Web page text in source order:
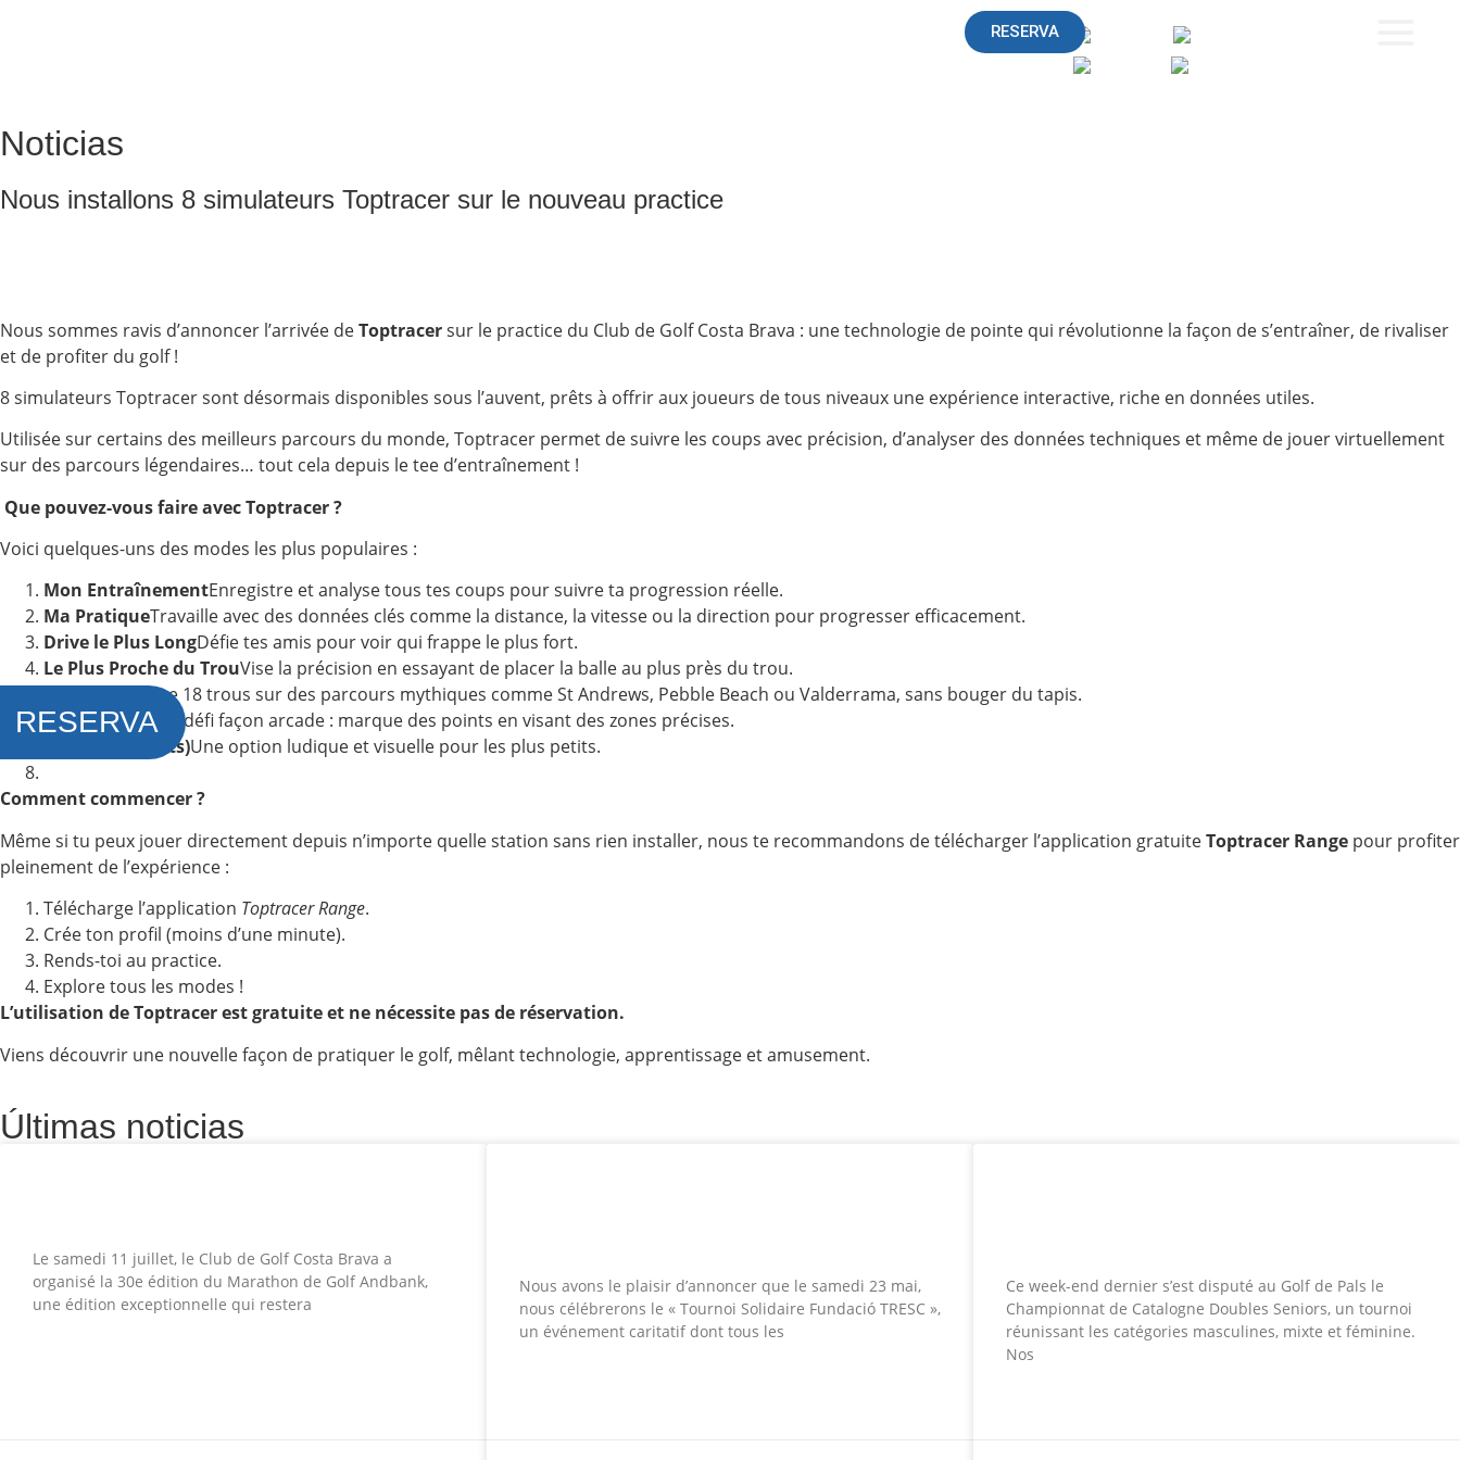
RESERVA
RESERVA
Noticias
Nous installons 8 simulateurs Toptracer sur le nouveau practice
Nous sommes ravis d’annoncer l’arrivée deToptracersur le practice du Club de Golf Costa Brava : une technologie de pointe qui révolutionne la façon de s’entraîner, de rivaliser
et de profiter du golf !
8 simulateurs Toptracer sont désormais disponibles sous l’auvent, prêts à offrir aux joueurs de tous niveaux une expérience interactive, riche en données utiles.
Utilisée sur certains des meilleurs parcours du monde, Toptracer permet de suivre les coups avec précision, d’analyser des données techniques et même de jouer virtuellement
sur des parcours légendaires… tout cela depuis le tee d’entraînement !
Que pouvez-vous faire avec Toptracer ?
Voici quelques-uns des modes les plus populaires :
Mon EntraînementEnregistre et analyse tous tes coups pour suivre ta progression réelle.
Ma PratiqueTravaille avec des données clés comme la distance, la vitesse ou la direction pour progresser efficacement.
Drive le Plus LongDéfie tes amis pour voir qui frappe le plus fort.
Le Plus Proche du TrouVise la précision en essayant de placer la balle au plus près du trou.
Joue 18 trous sur des parcours mythiques comme St Andrews, Pebble Beach ou Valderrama, sans bouger du tapis.
Jeu de PointsUn défi façon arcade : marque des points en visant des zones précises.
Go Fish (enfants)Une option ludique et visuelle pour les plus petits.
Comment commencer ?
Même si tu peux jouer directement depuis n’importe quelle station sans rien installer, nous te recommandons de télécharger l’application gratuiteToptracer Range pour profiter
pleinement de l’expérience :
Télécharge l’application Toptracer Range.
Crée ton profil (moins d’une minute).
Rends-toi au practice.
Explore tous les modes !
L’utilisation de Toptracer est gratuite et ne nécessite pas de réservation.
Viens découvrir une nouvelle façon de pratiquer le golf, mêlant technologie, apprentissage et amusement.
Últimas noticias
Le samedi 11 juillet, le Club de Golf Costa Brava a
organisé la 30e édition du Marathon de Golf Andbank,
une édition exceptionnelle qui restera
Nous avons le plaisir d’annoncer que le samedi 23 mai,
nous célébrerons le « Tournoi Solidaire Fundació TRESC »,
un événement caritatif dont tous les
Ce week-end dernier s’est disputé au Golf de Pals le
Championnat de Catalogne Doubles Seniors, un tournoi
réunissant les catégories masculines, mixte et féminine.
Nos